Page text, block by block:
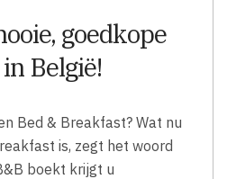
goedkope
België!
Bed & Breakfast? Wat nu
is, zegt het woord
boekt krijgt u